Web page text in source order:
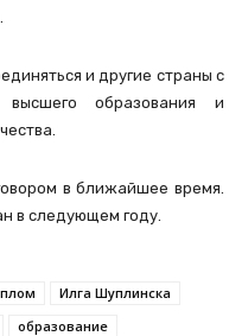
и другие страны с
высшего образования и
в ближайшее время.
в следующем году.
Илга Шуплинска
образование